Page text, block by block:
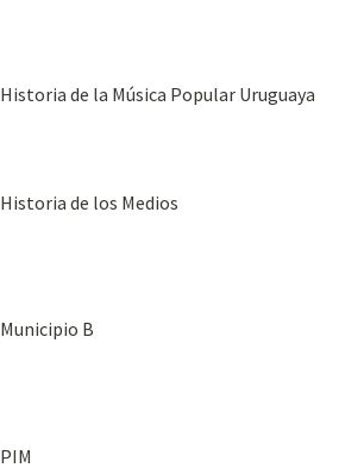
Historia de la Música Popular Uruguaya
Historia de los Medios
Municipio B
PIM